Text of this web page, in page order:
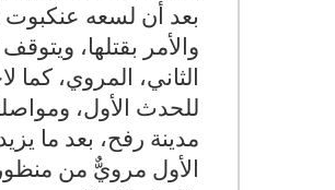
بعد أن لسعه عنكبوت
والأمر بقتلها،
الثاني، المروي،
للحدث الأول،
مدينة رفح، بعد ما
الأول مرويٌّ من